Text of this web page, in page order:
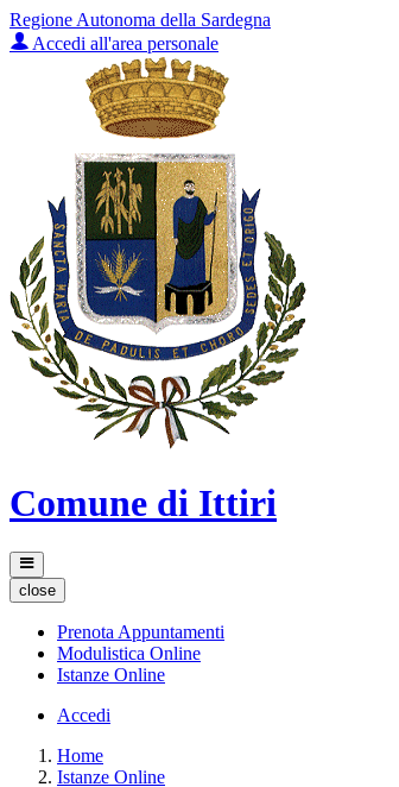
Regione Autonoma della Sardegna
Accedi all'area personale
Comune di Ittiri
close
Prenota Appuntamenti
Modulistica Online
Istanze Online
Accedi
Home
Istanze Online